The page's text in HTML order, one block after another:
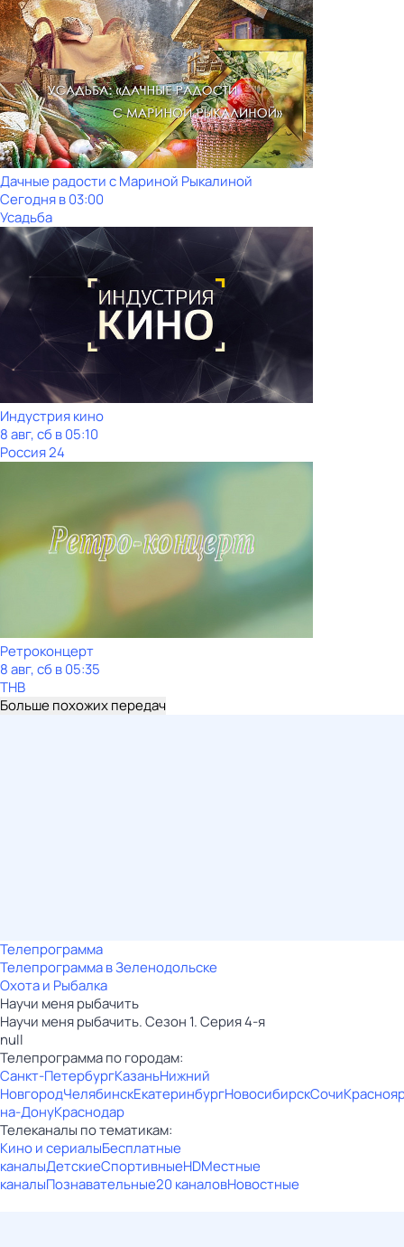
Дачные радости с Мариной Рыкалиной
Сегодня в 03:00
Усадьба
Индустрия кино
8 авг, сб в 05:10
Россия 24
Ретроконцерт
8 авг, сб в 05:35
ТНВ
Больше похожих передач
Телепрограмма
Телепрограмма в Зеленодольске
Охота и Рыбалка
Научи меня рыбачить
Научи меня рыбачить. Сезон 1. Серия 4-я
null
Телепрограмма по городам:
Санкт-ПетербургКазаньНижний
НовгородЧелябинскЕкатеринбургНовосибирскСочи
на-ДонуКраснодар
Телеканалы по тематикам:
Кино и сериалыБесплатные
каналыДетскиеСпортивныеHDМестные
каналыПознавательные20 каналовНовостные